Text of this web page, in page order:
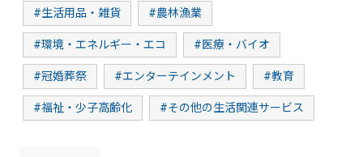
#生活用品・雑貨 #農林漁業
#環境・エネルギー・エコ #医療・バイオ
#冠婚葬祭 #エンターテインメント #教育
#福祉・少子高齢化 #その他の生活関連サービス